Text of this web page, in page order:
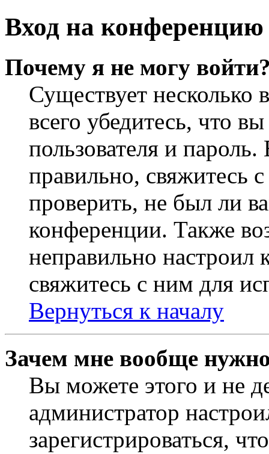
Вход на конференцию
Почему я не могу
Существует
всего убедитесь, что
пользователя и
правильно, свяжитесь
проверить, не был ли
конференции. Также
неправильно
свяжитесь с ним для
Вернуться к началу
Зачем мне вообще
Вы можете этого и не
администратор
зарегистрироваться,